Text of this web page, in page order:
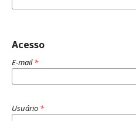
Acesso
E-mail*
Usuário *